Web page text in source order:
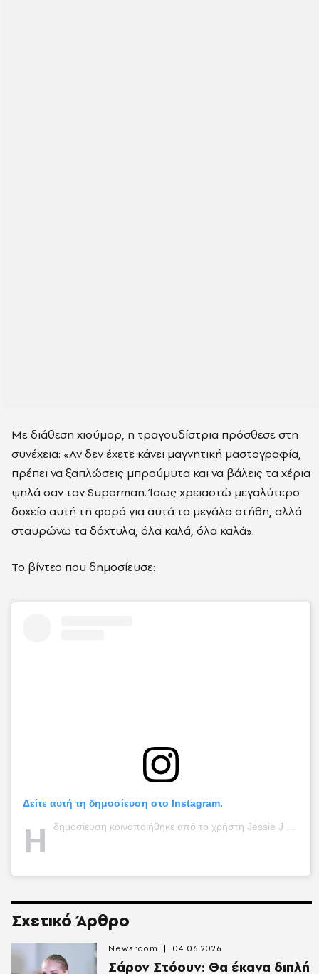
Με διάθεση χιούμορ, η τραγουδίστρια πρόσθεσε στη
συνέχεια: «Αν δεν έχετε κάνει μαγνητική μαστογραφία,
πρέπει να ξαπλώσεις μπρούμυτα και να βάλεις τα χέρια
ψηλά σαν τον Superman. Ίσως χρειαστώ μεγαλύτερο
δοχείο αυτή τη φορά για αυτά τα μεγάλα στήθη, αλλά
σταυρώνω τα δάχτυλα, όλα καλά, όλα καλά».
Το βίντεο που δημοσίευσε:
Δείτε αυτή τη δημοσίευση στο Instagram.
Η δημοσίευση κοινοποιήθηκε από το χρήστη Jessie J (@jessiej)
Σχετικό Άρθρο
Σάρον Στόουν: Θα έκανα διπλή
Newsroom 04.06.2026